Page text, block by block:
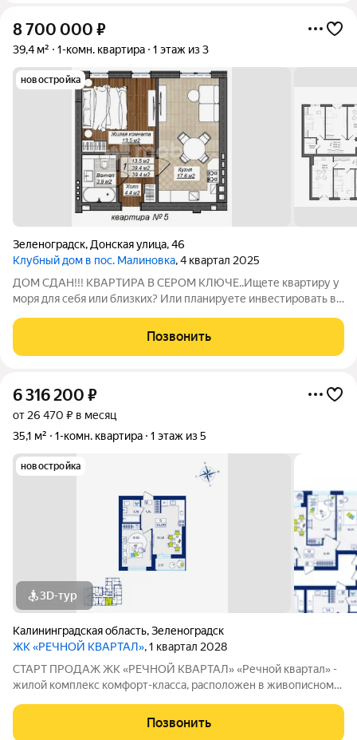
8 700 000 ₽
39,4 м² 1-комн. квартира 1 этаж из 3
новостройка
Зеленоградск, Донская улица,46
Клубный дом в пос. Малиновка, 4 квартал 2025
ДОМ СДАН!!! КВАРТИРА В СЕРОМ КЛЮЧЕ..Ищете квартиру у
моря для себя или близких? Или планируете инвестировать в
уютная однокомнатная квартира в перспективном
прибрежном районе Калининградской
Позвонить
6 316 200 ₽
от 26 470 ₽ в месяц
35,1 м²
1-комн. квартира 1 этаж из 5
новостройка
3D-тур
Калининградская область,Зеленоградск
ЖК «РЕЧНОЙ КВАРТАЛ», 1 квартал 2028
СТАРТ ПРОДАЖ ЖК «РЕЧНОЙ КВАРТАЛ» «Речной квартал» -
жилой комплекс комфорт-класса, расположен в живописном
состоит из 12 пятиэтажных домов с благоустроенной
территорией, с продуманными
Позвонить